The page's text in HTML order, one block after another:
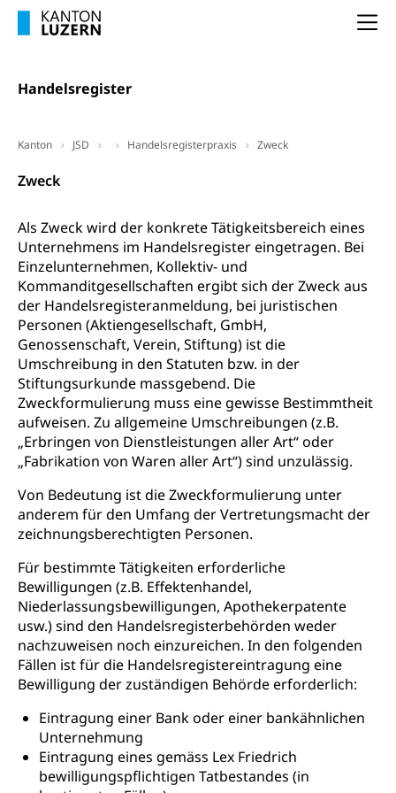
Handelsregister
Kanton JSD Handelsregisterpraxis Zweck
Zweck
Als Zweck wird der konkrete Tätigkeitsbereich eines
Unternehmens im Handelsregister eingetragen. Bei
Einzelunternehmen, Kollektiv- und
Kommanditgesellschaften ergibt sich der Zweck aus
der Handelsregisteranmeldung, bei juristischen
Personen (Aktiengesellschaft, GmbH,
Genossenschaft, Verein, Stiftung) ist die
Umschreibung in den Statuten bzw. in der
Stiftungsurkunde massgebend. Die
Zweckformulierung muss eine gewisse Bestimmtheit
aufweisen. Zu allgemeine Umschreibungen (z.B.
„Erbringen von Dienstleistungen aller Art“ oder
„Fabrikation von Waren aller Art“) sind unzulässig.
Von Bedeutung ist die Zweckformulierung unter
anderem für den Umfang der Vertretungsmacht der
zeichnungsberechtigten Personen.
Für bestimmte Tätigkeiten erforderliche
Bewilligungen (z.B. Effektenhandel,
Niederlassungsbewilligungen, Apothekerpatente
usw.) sind den Handelsregisterbehörden weder
nachzuweisen noch einzureichen. In den folgenden
Fällen ist für die Handelsregistereintragung eine
Bewilligung der zuständigen Behörde erforderlich:
Eintragung einer Bank oder einer bankähnlichen
Unternehmung
Eintragung eines gemäss Lex Friedrich
bewilligungspflichtigen Tatbestandes (in
LUPK - Luzerner Pensionskasse
Bildung und Forschung
Forschungsförderung, Wissenschaftsmarketing,
Pilotprojekte Klima
Projektförderung Universität Luzern unilu
Erwachsenenbildung und Weiterbildung
Umschulung, zweiter Bildungsweg,
Berufsbildung, Berufsmatura nach Lehre,
Neuorientierung, Grundkompetenzen,
Berufsberatung, Standortbestimmung,
Studienberatung, Beratung und Unterstützung,
Berufsabschluss für Erwachsene
Erwachsenenmatura
Bildungsgutscheine Grundkompetenzen
Bildung & Berufsabschluss für Erwachsene
Fachperson Betreuung (verkürzte
Grundbildung)
Fachperson Gesundheit (verkürzte
Allgemeinbildung für Erwachsene
Berufsberatung (berufsberatung.ch)
Grundkompetenzen (einfach-besser.ch)
Bildung & Berufsabschluss für Erwachsene
Lehre nach dem Gymnasium
Höhere Berufsbildung
Berufsabschluss für Erwachsene
Höhere Bildung (hflu.ch)
Beratung & Unterstützung
Neuorientierung
Berufliche Grundbildung
Lehre, Berufsfachschule, Lehrbetrieb, Lehrvertrag,
Berufsberatung, Qualifikationsverfahren,
Berufswahl & Berufsberatung, Schnupperlehre und
Lehrstellensuche, Berufsmaturität,
Brückenangebote, Zugewanderte & Arbeitsmarkt,
Fachstelle Berufsbildung
Schulen und Berufsbildungszentren
Integrationsvorlehre INVOL Zentralschweiz
Fremdsprachen in der Berufslehre –
Informationen für Lernende und Gesetzliche
Vertreter
Informationen für zugewanderte Personen
Schnupperlehre & Lehrstellensuche
Beruf & Weiterbildung (beruf.lu.ch)
Berufslehre (beruf.lu.ch)
Fachstelle Berufsbildung
BIZ Beratungs- und Informationszentrum
Studium, Hochschulstudium, tertiäre Bildung
Campus Horw
Campus Horw (HSLU)
Fachstelle Hochschulbildung
Hochschulen
Hochschule Luzern HSLU
Pädagogische Hochschule Luzern, PH Luzern
Höhere Fachschule Luzern HFLU
Mittelschulen
Gymnasium, Handelsmittelschule, Sekundarstufe II,
Kantonsschule, Fachmittelschule, Fachmatura,
Fachklasse Grafik Luzern, Berufsmatura,
Informatikmittelschule, Fachmittelschulzentrum
FMS, Fachmittelschulen, Vollzeitschulen mit
Berufsmatura BM, Aufnahmebedingungen FMS und
Vollzeitschulen mit BM
Berufsbildung / Mittelschulen (gruezi.lu.ch)
Fachklasse Grafik (fachklassegrafik.ch)
Fach- & Wirtschafts-Mittelschulzentrum FMZ
Obligatorische Schulzeit
Schulpflicht, Schulobligatorium, Primarschule,
Sekundarschule, Schulferien, Tagesschule,
Schulergänzende Betreuung, Logopädie,